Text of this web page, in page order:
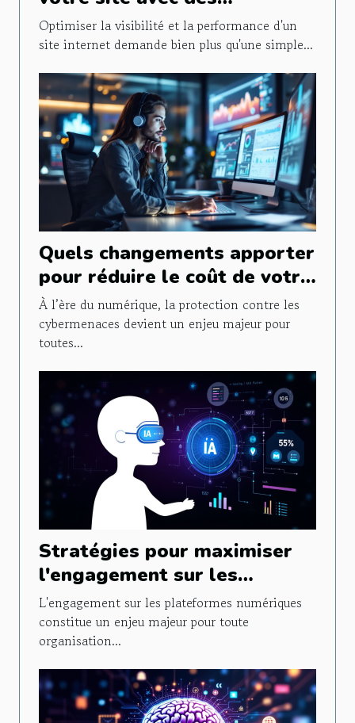
stratégies SEO avancées
Optimiser la visibilité et la performance d'un
site internet demande bien plus qu'une simple...
Quels changements apporter
pour réduire le coût de votre
assurance cyber ?
À l’ère du numérique, la protection contre les
cybermenaces devient un enjeu majeur pour
toutes...
Stratégies pour maximiser
l'engagement sur les
plateformes numériques
L'engagement sur les plateformes numériques
constitue un enjeu majeur pour toute
organisation...